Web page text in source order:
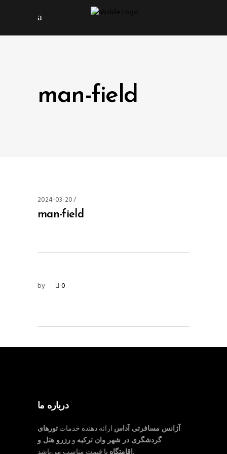
man-field
2024-03-20
man-field
by 0
درباره ما
آژانس مسافرتی آداس ارائه دهنده خدماتتورهای
گردشگری در شهر وان ترکیه ورزرو هتل و